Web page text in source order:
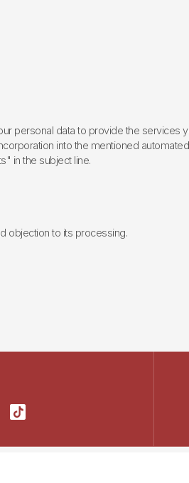
personal data to provide the services
into the mentioned
in the subject line.
objection to its processing.